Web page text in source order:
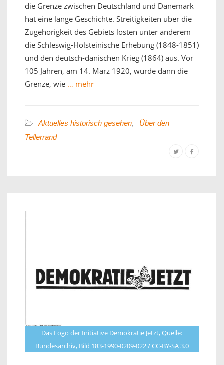
die Grenze zwischen Deutschland und Dänemark
hat eine lange Geschichte. Streitigkeiten über die
Zugehörigkeit des Gebiets lösten unter anderem
die Schleswig-Holsteinische Erhebung (1848-1851)
und den deutsch-dänischen Krieg (1864) aus. Vor
105 Jahren, am 14. März 1920, wurde dann die
Grenze, wie … mehr
Aktuelles historisch gesehen,
Über den
Tellerrand
Das Logo der Initiative Demokratie Jetzt, Quelle:
Bundesarchiv, Bild 183-1990-0209-022 / CC-BY-SA 3.0